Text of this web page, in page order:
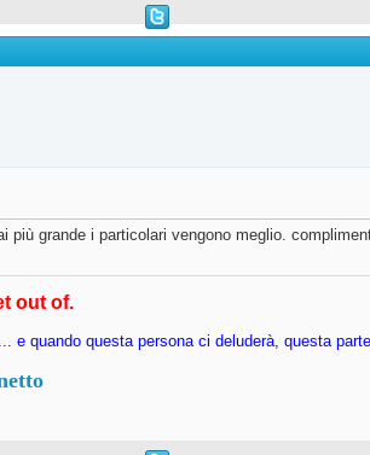
più grande i particolari vengono meglio.
out of.
e quando questa persona ci deluderà, questa